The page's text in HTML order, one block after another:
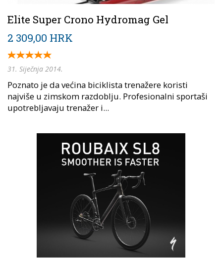
Elite Super Crono Hydromag Gel
2 309,00 HRK
31. Siječnja 2014.
Poznato je da većina biciklista trenažere koristi
najviše u zimskom razdoblju. Profesionalni sportaši
upotrebljavaju trenažer i...